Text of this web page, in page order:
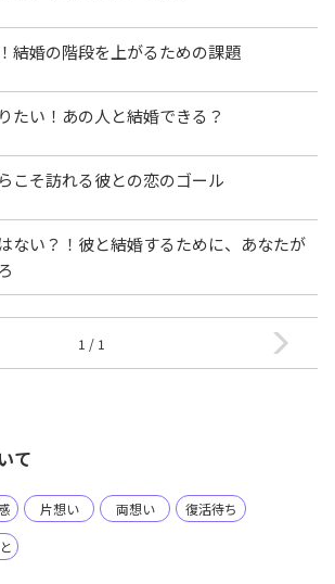
結婚の階段を上がるための課題
たい！あの人と結婚できる？
こそ訪れる彼との恋のゴール
ない？！彼と結婚するために、あなたが
1 / 1
て
片想い 両想い 復活待ち